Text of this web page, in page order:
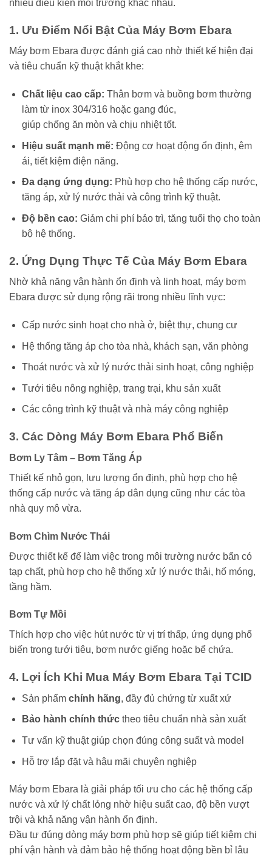
nhiều điều kiện môi trường khác nhau.
1. Ưu Điểm Nổi Bật Của Máy Bơm Ebara
Máy bơm Ebara được đánh giá cao nhờ thiết kế hiện đại
và tiêu chuẩn kỹ thuật khắt khe:
Chất liệu cao cấp: Thân bơm và buồng bơm thường
làm từ inox 304/316 hoặc gang đúc,
giúp chống ăn mòn và chịu nhiệt tốt.
Hiệu suất mạnh mẽ: Động cơ hoạt động ổn định, êm
ái, tiết kiệm điện năng.
Đa dạng ứng dụng: Phù hợp cho hệ thống cấp nước,
tăng áp, xử lý nước thải và công trình kỹ thuật.
Độ bền cao: Giảm chi phí bảo trì, tăng tuổi thọ cho toàn
bộ hệ thống.
2. Ứng Dụng Thực Tế Của Máy Bơm Ebara
Nhờ khả năng vận hành ổn định và linh hoạt, máy bơm
Ebara được sử dụng rộng rãi trong nhiều lĩnh vực:
Cấp nước sinh hoạt cho nhà ở, biệt thự, chung cư
Hệ thống tăng áp cho tòa nhà, khách sạn, văn phòng
Thoát nước và xử lý nước thải sinh hoạt, công nghiệp
Tưới tiêu nông nghiệp, trang trại, khu sản xuất
Các công trình kỹ thuật và nhà máy công nghiệp
3. Các Dòng Máy Bơm Ebara Phổ Biến
Bơm Ly Tâm – Bơm Tăng Áp
Thiết kế nhỏ gọn, lưu lượng ổn định, phù hợp cho hệ
thống cấp nước và tăng áp dân dụng cũng như các tòa
nhà quy mô vừa.
Bơm Chìm Nước Thải
Được thiết kế để làm việc trong môi trường nước bẩn có
tạp chất, phù hợp cho hệ thống xử lý nước thải, hố móng,
tầng hầm.
Bơm Tự Mồi
Thích hợp cho việc hút nước từ vị trí thấp, ứng dụng phổ
biến trong tưới tiêu, bơm nước giếng hoặc bể chứa.
4. Lợi Ích Khi Mua Máy Bơm Ebara Tại TCID
Sản phẩm chính hãng, đầy đủ chứng từ xuất xứ
Bảo hành chính thứctheo tiêu chuẩn nhà sản xuất
Tư vấn kỹ thuật giúp chọn đúng công suất và model
Hỗ trợ lắp đặt và hậu mãi chuyên nghiệp
Máy bơm Ebara là giải pháp tối ưu cho các hệ thống cấp
nước và xử lý chất lỏng nhờ hiệu suất cao, độ bền vượt
trội và khả năng vận hành ổn định.
Đầu tư đúng dòng máy bơm phù hợp sẽ giúp tiết kiệm chi
phí vận hành và đảm bảo hệ thống hoạt động bền bỉ lâu